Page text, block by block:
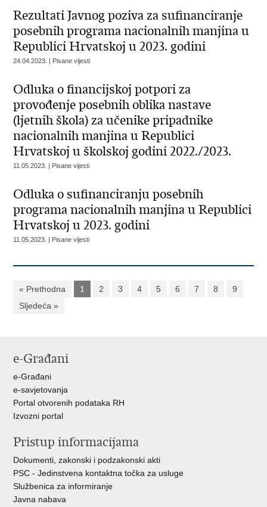
Rezultati Javnog poziva za sufinanciranje
posebnih programa nacionalnih manjina u
Republici Hrvatskoj u 2023. godini
24.04.2023. | Pisane vijesti
Odluka o financijskoj potpori za
provođenje posebnih oblika nastave
(ljetnih škola) za učenike pripadnike
nacionalnih manjina u Republici
Hrvatskoj u školskoj godini 2022./2023.
11.05.2023. | Pisane vijesti
Odluka o sufinanciranju posebnih
programa nacionalnih manjina u Republici
Hrvatskoj u 2023. godini
11.05.2023. | Pisane vijesti
« Prethodna 1 2 3 4 5 6 7 8
9
Sljedeća »
e-Građani
e-Građani
e-savjetovanja
Portal otvorenih podataka RH
Izvozni portal
Pristup informacijama
Dokumenti, zakonski i podzakonski akti
PSC - Jedinstvena kontaktna točka za usluge
Službenica za informiranje
Javna nabava